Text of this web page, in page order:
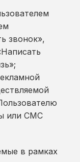
звонок»,
или СМС
в рамках